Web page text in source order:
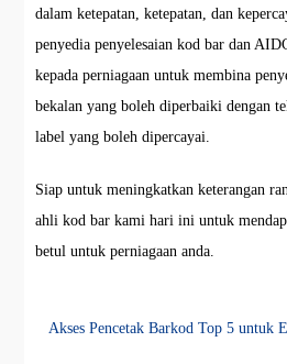
dalam ketepatan, ketepatan, dan
penyedia penyelesaian kod bar dan
kepada perniagaan untuk membina
bekalan yang boleh diperbaiki dengan
label yang boleh dipercayai.
Siap untuk meningkatkan keterangan
ahli kod bar kami hari ini untuk
betul untuk perniagaan anda.
Akses Pencetak Barkod Top 5 untuk